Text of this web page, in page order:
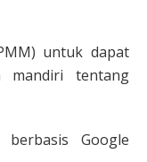
untuk dapat
mandiri tentang
Google